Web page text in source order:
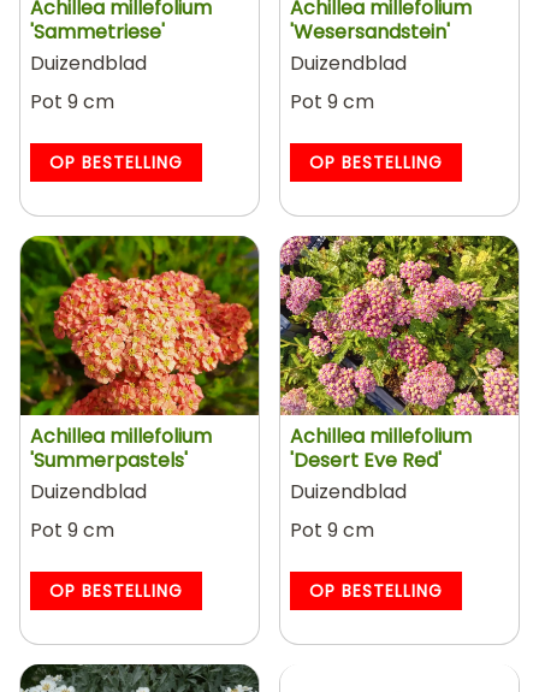
Achillea millefolium
'Sammetriese'
Duizendblad
Pot 9 cm
OP BESTELLING
Achillea millefolium
'Wesersandstein'
Duizendblad
Pot 9 cm
OP BESTELLING
Achillea millefolium
'Summerpastels'
Duizendblad
Pot 9 cm
OP BESTELLING
Achillea millefolium
'Desert Eve Red'
Duizendblad
Pot 9 cm
OP BESTELLING